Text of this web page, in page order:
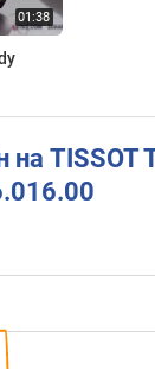
на TISSOT